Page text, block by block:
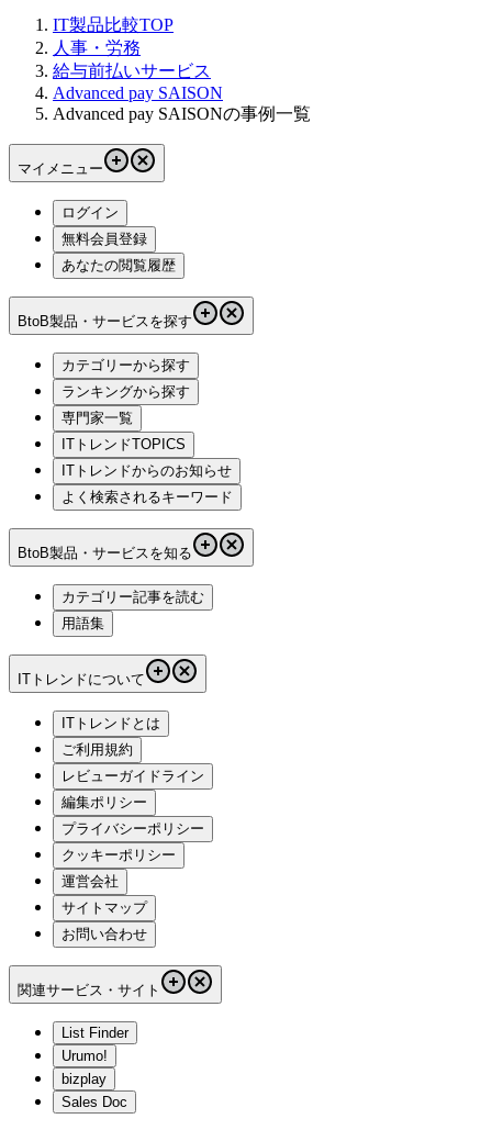
IT製品比較TOP
人事・労務
給与前払いサービス
Advanced pay SAISON
Advanced pay SAISONの事例一覧
マイメニュー
ログイン
無料会員登録
あなたの閲覧履歴
BtoB製品・サービスを探す
カテゴリーから探す
ランキングから探す
専門家一覧
ITトレンドTOPICS
ITトレンドからのお知らせ
よく検索されるキーワード
BtoB製品・サービスを知る
カテゴリー記事を読む
用語集
ITトレンドについて
ITトレンドとは
ご利用規約
レビューガイドライン
編集ポリシー
プライバシーポリシー
クッキーポリシー
運営会社
サイトマップ
お問い合わせ
関連サービス・サイト
List Finder
Urumo!
bizplay
Sales Doc